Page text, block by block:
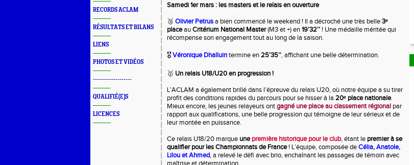
RECORDS ACLAM
RÉSULTATS ET BILANS
LIENS
PHOTOS ET VIDÉOS
-------------------
QUALIFIÉ(E)S
LICENCES
Samedi 1er mars : les masters et le relais en ouverture
🥉 Olivier Petrusa bien commencé le weekend ! Il a décroché une très belle3ᵉ
placeauCritérium National Master(M3 et +) en19’32’’! Une médaille méritée qui
récompense son engagement tout au long de la saison.
🎖️Véronique Dhalluintermine en25’35’’, affichant une belle détermination.
🥇 Un relais U18/U20 en progression !
L’ACLAM a également brillé dans l’épreuve du relais U20, où notre équipe a su tirer
profit des conditions rapides du parcours pour se hisser à la 20ᵉ place nationale.
Mieux encore, les jeunes relayeurs ontgagné une place au classement régional par
rapport aux qualifications, une belle progression qui témoigne de leur sérieux et de
leur montée en puissance.
Ce relais U18/20 marque unepremière historique pour le club, étant le premier à se
qualifier pour les Championnats de France! L’équipe, composée deCélia, Anatole,
Lilou et Ahmed, a relevé le défi avec brio, enchaînant les passages de témoin avec